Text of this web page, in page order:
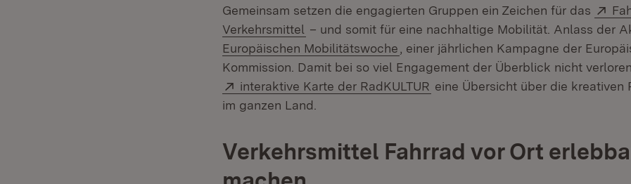
Gemeinsam setzen die engagierten Gruppen ein Zeichen für das
Verkehrsmittel (Öffnet in neuem Fenster)
– und somit für eine nachhaltige Mobilität. Anlass der
Europäischen Mobilitätswoche (Öffnet in neuem Fenster)
, einer jährlichen Kampagne der
Kommission. Damit bei so viel Engagement der Überblick nicht
Extern:
interaktive Karte der RadKULTUR (Öffnet in neuem Fenster)
eine Übersicht über die kreativen
im ganzen Land.
Verkehrsmittel Fahrrad vor Ort